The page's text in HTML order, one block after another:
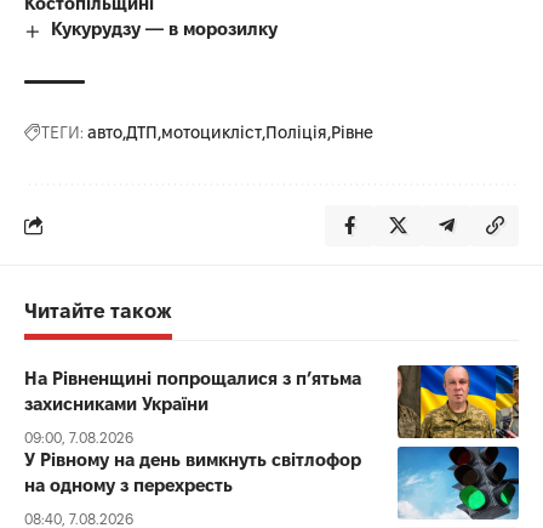
Кукурудзу — в морозилку
ТЕГИ: автоДТП мотоцикліст Поліція Рівне
Читайте також
На Рівненщині попрощалися з п’ятьма
захисниками України
09:00, 7.08.2026
У Рівному на день вимкнуть світлофор
на одному з перехресть
08:40, 7.08.2026